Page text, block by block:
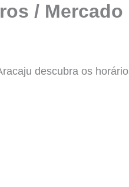
/ Mercado
descubra os